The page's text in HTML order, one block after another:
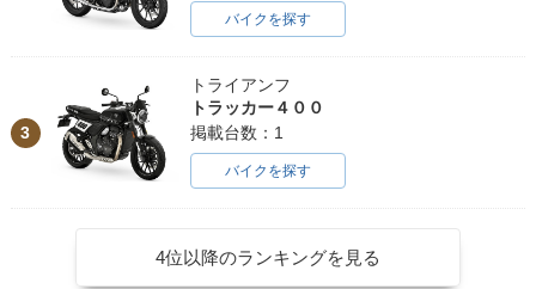
バイクを探す
3
トライアンフ
トラッカー４００
掲載台数：1
バイクを探す
4位以降のランキングを見る